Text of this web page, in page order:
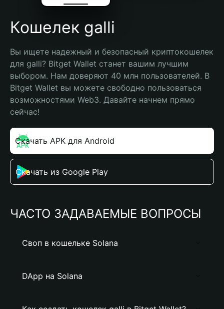
Кошелек galli
Вы ищете надежный и безопасный криптокошелек
для galli? Bitget Wallet станет вашим лучшим
выбором. Нам доверяют 40 млн пользователей. В
Bitget Wallet вы можете свободно пользоваться
возможностями Web3. Давайте начнем прямо
сейчас!
Скачать APK для Android
Скачать из Google Play
ЧАСТО ЗАДАВАЕМЫЕ ВОПРОСЫ
Своп в кошельке Solana
DApp на Solana